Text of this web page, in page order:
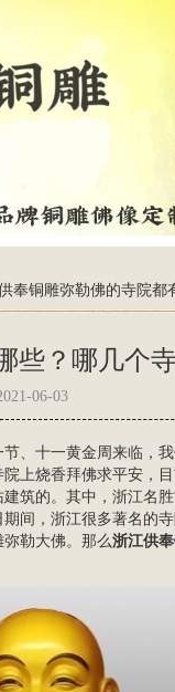
奉铜雕弥勒佛的寺院都
些？哪几个
06-03
、十一黄金周来临，
上烧香拜佛求平安，
筑的。其中，浙江名
间，浙江很多著名的
勒大佛。那么浙江供